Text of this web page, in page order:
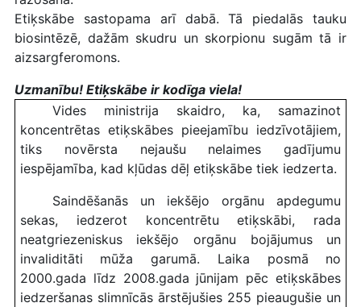
Etiķskābe sastopama arī dabā. Tā piedalās tauku
biosintēzē, dažām skudru un skorpionu sugām tā ir
aizsargferomons.
Uzmanību! Etiķskābe ir kodīga viela!
Vides ministrija skaidro, ka, samazinot
koncentrētas etiķskābes pieejamību iedzīvotājiem,
tiks novērsta nejaušu nelaimes gadījumu
iespējamība, kad kļūdas dēļ etiķskābe tiek iedzerta.
Saindēšanās un iekšējo orgānu apdegumu
sekas, iedzerot koncentrētu etiķskābi, rada
neatgriezeniskus iekšējo orgānu bojājumus un
invaliditāti mūža garumā. Laika posmā no
2000.gada līdz 2008.gada jūnijam pēc etiķskābes
iedzeršanas slimnīcās ārstējušies 255 pieaugušie un